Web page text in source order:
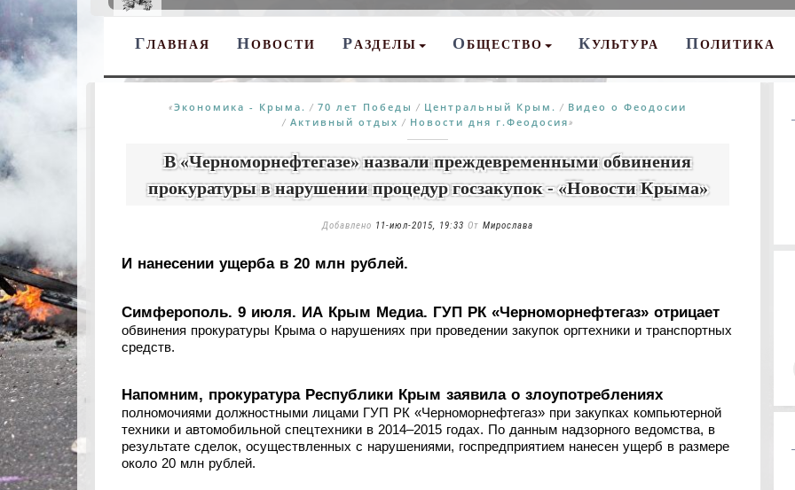
ГЛАВНАЯ НОВОСТИ РАЗДЕЛЫ О БЩЕСТВО КУЛЬТУРА ПОЛИТИКА
«Экономика - Крыма. / 70 лет Победы / Центральный Крым. / Видео о Феодосии
/ Активный отдых / Новости дня г.Феодосия»
В «Черноморнефтегазе» назвали преждевременными обвинения
прокуратуры в нарушении процедур госзакупок - «Новости Крыма»
Добавлено 11-июл-2015, 19:33 От Мирослава
И нанесении ущерба в 20 млн рублей.
Симферополь. 9 июля. ИА Крым Медиа. ГУП РК «Черноморнефтегаз» отрицает
обвинения прокуратуры Крыма о нарушениях при проведении закупок оргтехники и транспортных
средств.
Напомним, прокуратура Республики Крым заявила о злоупотреблениях
полномочиями должностными лицами ГУП РК «Черноморнефтегаз» при закупках компьютерной
техники и автомобильной спецтехники в 2014–2015 годах. По данным надзорного ведомства, в
результате сделок, осуществленных с нарушениями, госпредприятием нанесен ущерб в размере
около 20 млн рублей.